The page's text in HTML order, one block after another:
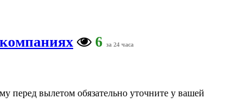
6 за 24 часа
перед вылетом обязательно уточните у вашей